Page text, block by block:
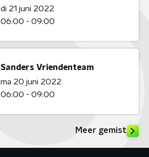
di 21 juni 2022
06:00 - 09:00
Sanders Vriendenteam
ma 20 juni 2022
06:00 - 09:00
Meer gemist